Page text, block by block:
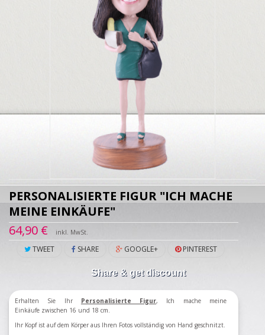
PERSONALISIERTE FIGUR "ICH MACHE
MEINE EINKÄUFE"
64,90 €
inkl. MwSt.
TWEET SHARE GOOGLE+ PINTEREST
Share & get discount
Erhalten Sie Ihr Personalisierte Figur, Ich mache meine
Einkäufe zwischen 16 und 18 cm.
Ihr Kopf ist auf dem Körper aus Ihren Fotos vollständig von Hand geschnitzt.